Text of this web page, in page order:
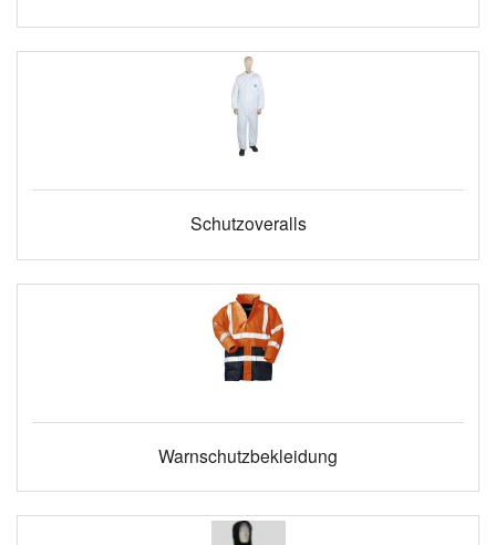
Schutzoveralls
Warnschutzbekleidung